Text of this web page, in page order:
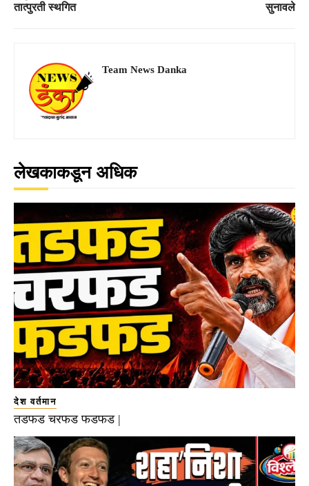
तात्पुरती स्थगित
सुनावले
Team News Danka
लेखकाकडून अधिक
देश वर्तमान
तडफड चरफड फडफड |